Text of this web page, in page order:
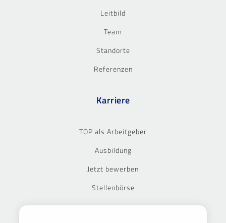
Leitbild
Team
Standorte
Referenzen
Karriere
TOP als Arbeitgeber
Ausbildung
Jetzt bewerben
Stellenbörse